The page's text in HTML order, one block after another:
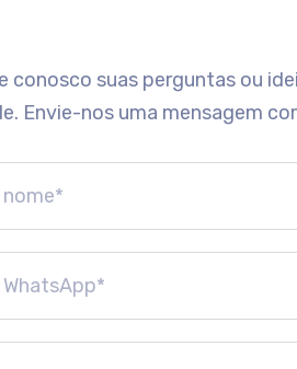
conosco suas perguntas ou
Envie-nos uma mensagem